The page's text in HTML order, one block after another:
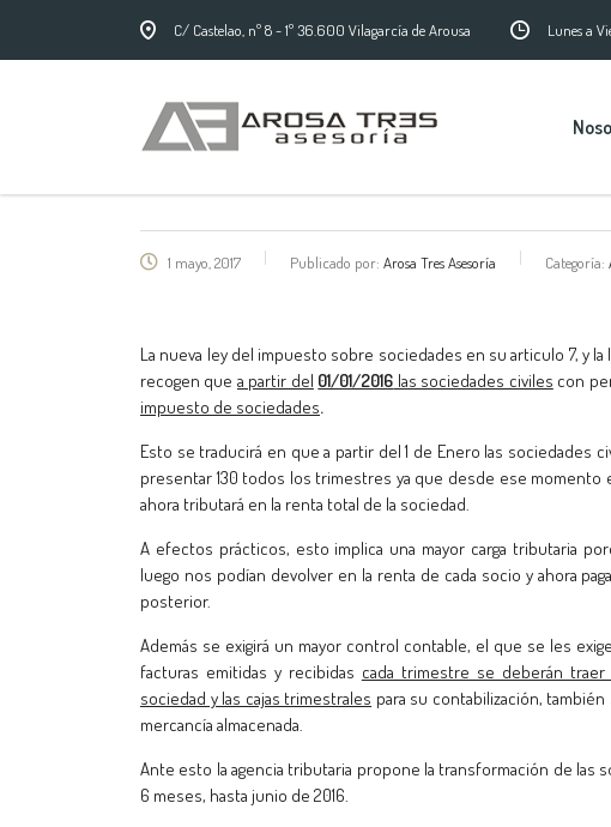
C/ Castelao, nº 8 - 1º 36.600 Vilagarcía de Arousa Lunes a
1 mayo, 2017 Publicado por: Arosa Tres Asesoría Categoría:
La nueva ley del impuesto sobre sociedades en su articulo 7, y
recogen que a partir del 01/01/2016 las sociedades civiles con
impuesto de sociedades.
Esto se traducirá en que a partir del 1 de Enero las
presentar 130 todos los trimestres ya que desde ese
ahora tributará en la renta total de la sociedad.
A efectos prácticos, esto implica una mayor carga tributaria
luego nos podían devolver en la renta de cada socio y ahora
posterior.
Además se exigirá un mayor control contable, el que se les
facturas emitidas y recibidas cada trimestre se deberán
sociedad y las cajas trimestrales para su contabilización,
mercancía almacenada.
Ante esto la agencia tributaria propone la transformación de las
6 meses, hasta junio de 2016.